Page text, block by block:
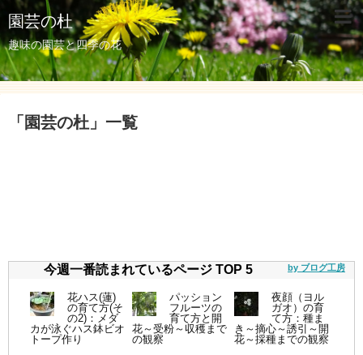
園芸の杜
趣味の園芸と四季の花
「 園芸の杜 」 一覧
by ブログ工房
今週一番読まれているページ TOP 5
花ハス(蓮)
の育て方(そ
の2)：メダ
カが泳ぐハス鉢ビオ
トープ作り
パッション
フルーツの
育て方と開
花～受粉～収穫まで
の観察
夜顔（ヨル
ガオ）の育
て方：種ま
き～摘心～誘引～開
花～採種までの観察